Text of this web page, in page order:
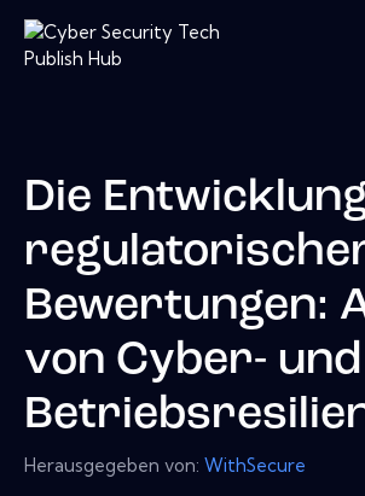
Die
Bewertungen:
von Cyber- und
Herausgegeben von: WithSecure